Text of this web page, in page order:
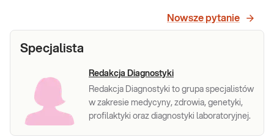
Nowsze pytanie
Specjalista
Redakcja Diagnostyki
Redakcja Diagnostyki to grupa specjalistów
w zakresie medycyny, zdrowia, genetyki,
profilaktyki oraz diagnostyki laboratoryjnej.